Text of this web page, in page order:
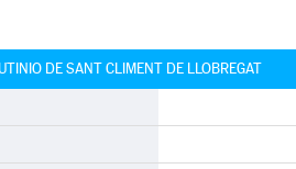
DE SANT CLIMENT DE LLOBREGAT